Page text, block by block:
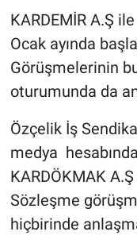
KARDEMİR A.Ş
Ocak ayında
Görüşmelerinin
oturumunda da
Özçelik İş
medya
KARDÖKMAK
Sözleşme
hiçbirinde